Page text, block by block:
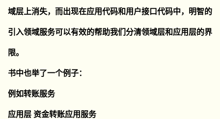
域层上消失，而出现在应用代码和用户接口代码中，明智的
引入领域服务可以有效的帮助我们分清领域层和应用层的界
限。
书中也举了一个例子：
例如转账服务
应用层 资金转账应用服务